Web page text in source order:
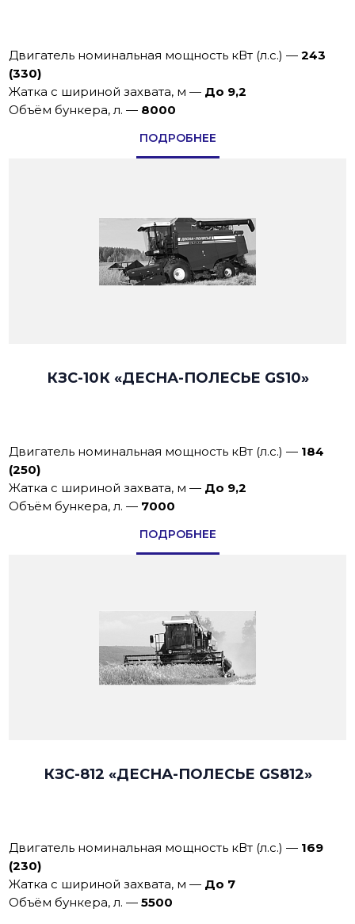
Двигатель номинальная мощность кВт (л.с.) —243
(330)
Жатка с шириной захвата, м — До 9,2
Объём бункера, л. — 8000
ПОДРОБНЕЕ
КЗС-10К «ДЕСНА-ПОЛЕСЬЕ GS10»
Двигатель номинальная мощность кВт (л.с.) — 184
(250)
Жатка с шириной захвата, м — До 9,2
Объём бункера, л. — 7000
ПОДРОБНЕЕ
КЗС-812 «ДЕСНА-ПОЛЕСЬЕ GS812»
Двигатель номинальная мощность кВт (л.с.)— 169
(230)
Жатка с шириной захвата, м — До 7
Объём бункера, л. —5500